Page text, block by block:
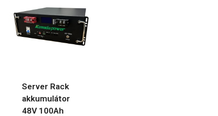
Server Rack
akkumulátor
48V 100Ah